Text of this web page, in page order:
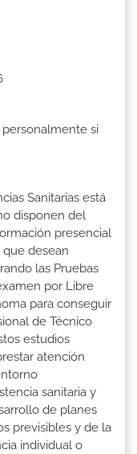
si
Sanitarias está
disponen del
presencial
desean
las Pruebas
por Libre
para conseguir
de Técnico
estudios
atención
sanitaria y
de planes
previsibles y de la
individual o